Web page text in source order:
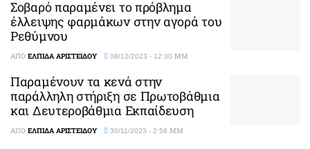
Σοβαρό παραμένει το πρόβλημα
έλλειψης φαρμάκων στην αγορά του
Ρεθύμνου
ΑΠΌ ΕΛΠΊΔΑ ΑΡΙΣΤΕΊΔΟΥ 08/12/2023 - 12:30 ΜΜ
Παραμένουν τα κενά στην
παράλληλη στήριξη σε Πρωτοβάθμια
και Δευτεροβάθμια Εκπαίδευση
ΑΠΌ ΕΛΠΊΔΑ ΑΡΙΣΤΕΊΔΟΥ 30/11/2023 - 2:58 ΜΜ